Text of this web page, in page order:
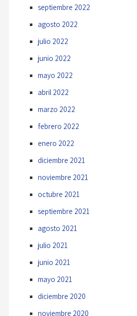
septiembre 2022
agosto 2022
julio 2022
junio 2022
mayo 2022
abril 2022
marzo 2022
febrero 2022
enero 2022
diciembre 2021
noviembre 2021
octubre 2021
septiembre 2021
agosto 2021
julio 2021
junio 2021
mayo 2021
diciembre 2020
noviembre 2020